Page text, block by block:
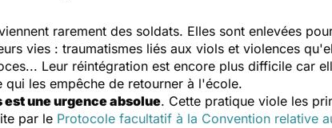
rarement des soldats. Elles sont enlevées
vies : traumatismes liés aux viols et violences
Leur réintégration est encore plus difficile car
les empêche de retourner à l'école.
une urgence absolue. Cette pratique viole les
par le Protocole facultatif à la Convention relative